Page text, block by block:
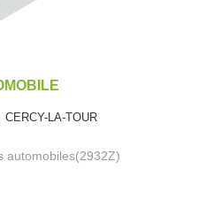
LA-TOUR
automobiles(2932Z)